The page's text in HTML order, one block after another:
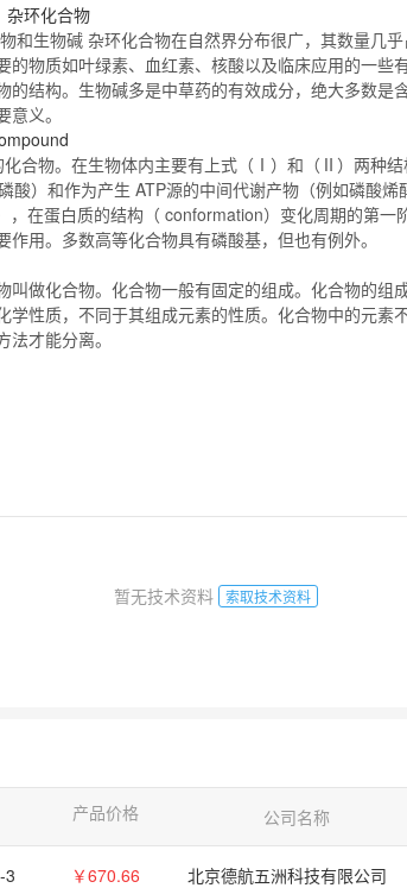
环化合物
和生物碱 杂环化合物在自然界分布很广，其数量几
的物质如叶绿素、血红素、核酸以及临床应用的一些
的结构。生物碱多是中草药的有效成分，绝大多数是
义。
化合物。在生物体内主要有上式（Ⅰ）和（Ⅱ）两种结
酸）和作为产生 ATP源的中间代谢产物（例如磷酸
，在蛋白质的结构（ conformation）变化周期的第一
作用。多数高等化合物具有磷酸基，但也有例外。
叫做化合物。 化合物一般有固定的组成。 化合物的组
性质，不同于其组成元素的性质。 化合物中的元素
法才能分离。
暂无技术资料 索取技术资料
产品价格 公司名称
3 ￥670.66 北京德航五洲科技有限公司